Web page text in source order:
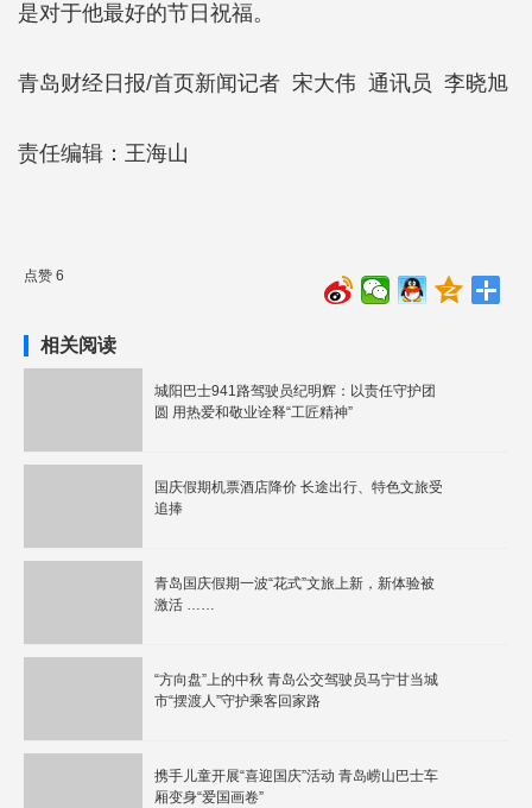
是对于他最好的节日祝福。
青岛财经日报/首页新闻记者 宋大伟 通讯员 李晓旭
责任编辑：王海山
点赞 6
相关阅读
城阳巴士941路驾驶员纪明辉：以责任守护团
圆 用热爱和敬业诠释“工匠精神”
国庆假期机票酒店降价 长途出行、特色文旅受
追捧
青岛国庆假期一波“花式”文旅上新，新体验被
激活 ……
“方向盘”上的中秋 青岛公交驾驶员马宁甘当城
市“摆渡人”守护乘客回家路
携手儿童开展“喜迎国庆”活动 青岛崂山巴士车
厢变身“爱国画卷”